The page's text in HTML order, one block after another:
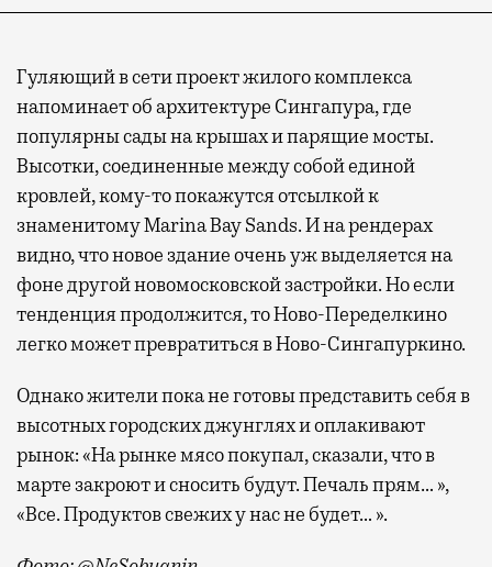
Гуляющий в сети проект жилого комплекса
напоминает об архитектуре Сингапура, где
популярны сады на крышах и парящие мосты.
Высотки, соединенные между собой единой
кровлей, кому-то покажутся отсылкой к
знаменитому Marina Bay Sands. И на рендерах
видно, что новое здание очень уж выделяется на
фоне другой новомосковской застройки. Но если
тенденция продолжится, то Ново-Переделкино
легко может превратиться в Ново-Сингапуркино.
Однако жители пока не готовы представить себя в
высотных городских джунглях и оплакивают
рынок: «На рынке мясо покупал, сказали, что в
марте закроют и сносить будут. Печаль прям… »,
«Все. Продуктов свежих у нас не будет… ».